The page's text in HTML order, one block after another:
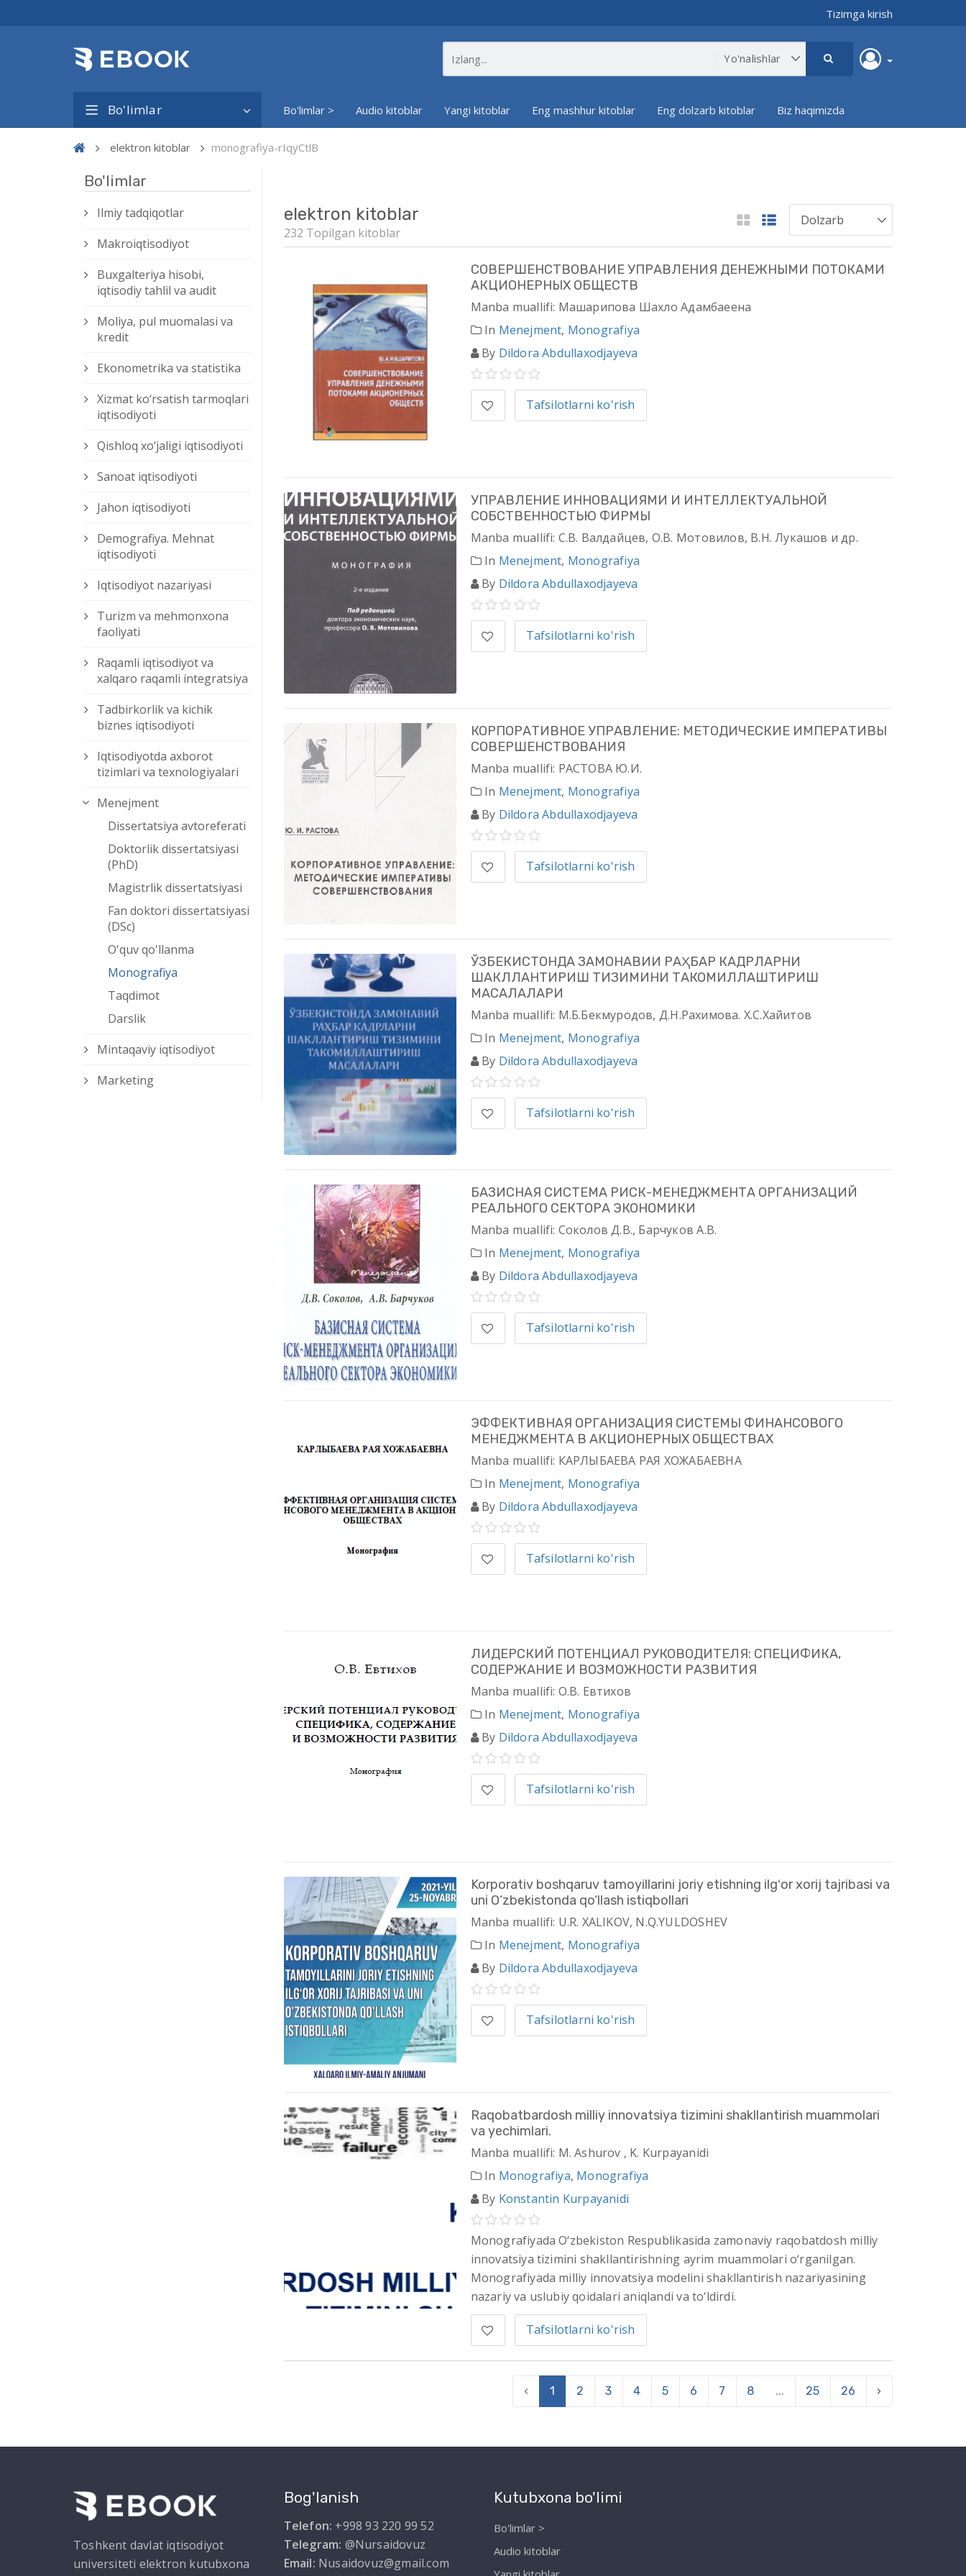
Tizimga kirish
Bo'limlar Bo'limlar > Audio kitoblar Yangi kitoblar Eng mashhur kitoblar Eng dolzarb kitoblar Biz haqimizda
elektron kitoblar monografiya-rIqyCtlB
Bo'limlar
Ilmiy tadqiqotlar
Makroiqtisodiyot
Buxgalteriya hisobi,
iqtisodiy tahlil va audit
Moliya, pul muomalasi va
kredit
Ekonometrika va statistika
Xizmat kо‘rsatish tarmoqlari
iqtisodiyoti
Qishloq xо‘jaligi iqtisodiyoti
Sanoat iqtisodiyoti
Jahon iqtisodiyoti
Demografiya. Mehnat
iqtisodiyoti
Iqtisodiyot nazariyasi
Turizm va mehmonxona
faoliyati
Raqamli iqtisodiyot va
xalqaro raqamli integratsiya
Tadbirkorlik va kichik
biznes iqtisodiyoti
Iqtisodiyotda axborot
tizimlari va texnologiyalari
Menejment
Dissertatsiya avtoreferati
Doktorlik dissertatsiyasi
(PhD)
Magistrlik dissertatsiyasi
Fan doktori dissertatsiyasi
(DSc)
O'quv qo'llanma
Monografiya
Taqdimot
Darslik
Mintaqaviy iqtisodiyot
Marketing
elektron kitoblar
232 Topilgan kitoblar
СОВЕРШЕНСТВОВАНИЕ УПРАВЛЕНИЯ ДЕНЕЖНЫМИ ПОТОКАМИ
АКЦИОНЕРНЫХ ОБЩЕСТВ
Manba muallifi: Машарипова Шахло Адамбаеена
In Menejment, Monografiya
By Dildora Abdullaxodjayeva
Tafsilotlarni ko'rish
УПРАВЛЕНИЕ ИННОВАЦИЯМИ И ИНТЕЛЛЕКТУАЛЬНОЙ
СОБСТВЕННОСТЬЮ ФИРМЫ
Manba muallifi: С.В. Валдайцев, О.В. Мотовилов, В.Н. Лукашов и др.
In Menejment, Monografiya
By Dildora Abdullaxodjayeva
Tafsilotlarni ko'rish
КОРПОРАТИВНОЕ УПРАВЛЕНИЕ: МЕТОДИЧЕСКИЕ ИМПЕРАТИВЫ
СОВЕРШЕНСТВОВАНИЯ
Manba muallifi: РАСТОВА Ю.И.
In Menejment, Monografiya
By Dildora Abdullaxodjayeva
Tafsilotlarni ko'rish
ЎЗБЕКИСТОНДА ЗАМОНАВИИ РАҲБАР КАДРЛАРНИ
ШАКЛЛАНТИРИШ ТИЗИМИНИ ТАКОМИЛЛАШТИРИШ
МАСАЛАЛАРИ
Manba muallifi: М.Б.Бекмуродов, Д.Н.Рахимова. Х.С.Хайитов
In Menejment, Monografiya
By Dildora Abdullaxodjayeva
Tafsilotlarni ko'rish
БАЗИСНАЯ СИСТЕМА РИСК-МЕНЕДЖМЕНТА ОРГАНИЗАЦИЙ
РЕАЛЬНОГО СЕКТОРА ЭКОНОМИКИ
Manba muallifi: Соколов Д.В., Барчуков А.В.
In Menejment, Monografiya
By Dildora Abdullaxodjayeva
Tafsilotlarni ko'rish
ЭФФЕКТИВНАЯ ОРГАНИЗАЦИЯ СИСТЕМЫ ФИНАНСОВОГО
МЕНЕДЖМЕНТА В АКЦИОНЕРНЫХ ОБЩЕСТВАХ
Manba muallifi: КАРЛЫБАЕВА РАЯ ХОЖАБАЕВНА
In Menejment, Monografiya
By Dildora Abdullaxodjayeva
Tafsilotlarni ko'rish
ЛИДЕРСКИЙ ПОТЕНЦИАЛ РУКОВОДИТЕЛЯ: СПЕЦИФИКА,
СОДЕРЖАНИЕ И ВОЗМОЖНОСТИ РАЗВИТИЯ
Manba muallifi: О.В. Евтихов
In Menejment, Monografiya
By Dildora Abdullaxodjayeva
Tafsilotlarni ko'rish
Korporativ boshqaruv tamoyillarini joriy etishning ilgʻor xorij tajribasi va
uni O‘zbekistonda qo‘llash istiqbollari
Manba muallifi: U.R. XALIKOV, N.Q.YULDOSHEV
In Menejment, Monografiya
By Dildora Abdullaxodjayeva
Tafsilotlarni ko'rish
Raqobatbardosh milliy innovatsiya tizimini shakllantirish muammolari
va yechimlari.
Manba muallifi: M. Ashurov , K. Kurpayanidi
In Monografiya, Monografiya
By Konstantin Kurpayanidi
Monografiyada O‘zbekiston Respublikasida zamonaviy raqobatdosh milliy
innovatsiya tizimini shakllantirishning ayrim muammolari o‘rganilgan.
Monografiyada milliy innovatsiya modelini shakllantirish nazariyasining
nazariy va uslubiy qoidalari aniqlandi va to‘ldirdi.
Tafsilotlarni ko'rish
‹ 1 2 3 4 5 6 7 8 ... 25 26 ›
Toshkent davlat iqtisodiyot
universiteti elektron kutubxona
Bog'lanish
Telefon: +998 93 220 99 52
Telegram: @Nursaidovuz
Email: Nusaidovuz@gmail.com
Kutubxona bo'limi
Bo'limlar >
Audio kitoblar